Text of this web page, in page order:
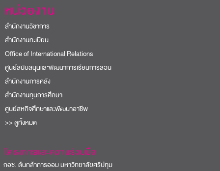
หน่วยงาน
สำนักงานวิชาการ
สำนักงานทะเบียน
Office of International Relations
ศูนย์สนับสนุนและพัฒนาการเรียนการสอน
สำนักงานการคลัง
สำนักงานทุนการศึกษา
ศูนย์สหกิจศึกษาและพัฒนาอาชีพ
>> ดูทั้งหมด
โครงการและความร่วมมือ
ช. ต้นกล้าการออม มหาวิทยาลัยศรีปทุม